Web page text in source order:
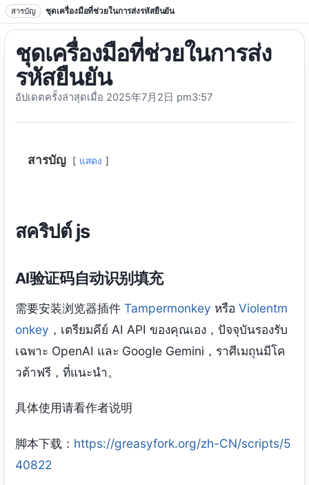
ข้ามไปที่ข้อความ
สารบัญ ชุดเครื่องมือที่ช่วยในการส่งรหัสยืนยัน
ชุดเครื่องมือที่ช่วยในการส่ง
รหัสยืนยัน
อัปเดตครั้งล่าสุดเมื่อ 2025年7月2日 pm3:57
สารบัญ แสดง
สคริปต์ js
AI验证码自动识别填充
需要安装浏览器插件 Tampermonkey หรือ Violentm
onkey ，เตรียมคีย์ AI API ของคุณเอง，ปัจจุบันรองรับ
เฉพาะ OpenAI และ Google Gemini，ราศีเมถุนมีโค
วต้าฟรี，ที่แนะนำ。
具体使用请看作者说明
脚本下载 ： https://greasyfork.org/zh-CN/scripts/5
40822